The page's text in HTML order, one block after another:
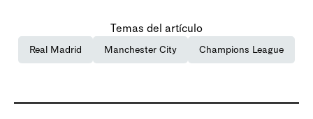
Temas del artículo
Real Madrid Manchester City Champions League